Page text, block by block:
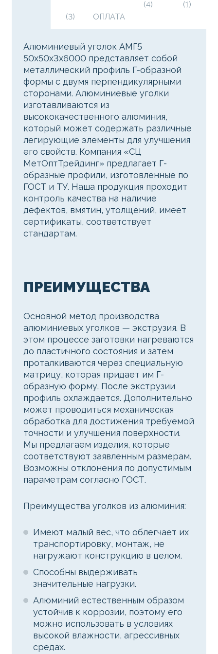
(3) ОПЛАТА
(4) (1)
Алюминиевый уголок АМГ5
50х50х3х6000 представляет собой
металлический профиль Г-образной
формы с двумя перпендикулярными
сторонами. Алюминиевые уголки
изготавливаются из
высококачественного алюминия,
который может содержать различные
легирующие элементы для улучшения
его свойств. Компания «СЦ
МетОптТрейдинг» предлагает Г-
образные профили, изготовленные по
ГОСТ и ТУ. Наша продукция проходит
контроль качества на наличие
дефектов, вмятин, утолщений, имеет
сертификаты, соответствует
стандартам.
ПРЕИМУЩЕСТВА
Основной метод производства
алюминиевых уголков — экструзия. В
этом процессе заготовки нагреваются
до пластичного состояния и затем
проталкиваются через специальную
матрицу, которая придает им Г-
образную форму. После экструзии
профиль охлаждается. Дополнительно
может проводиться механическая
обработка для достижения требуемой
точности и улучшения поверхности.
Мы предлагаем изделия, которые
соответствуют заявленным размерам.
Возможны отклонения по допустимым
параметрам согласно ГОСТ.
Преимущества уголков из алюминия:
Имеют малый вес, что облегчает их
транспортировку, монтаж, не
нагружают конструкцию в целом.
Способны выдерживать
значительные нагрузки.
Алюминий естественным образом
устойчив к коррозии, поэтому его
можно использовать в условиях
высокой влажности, агрессивных
средах.